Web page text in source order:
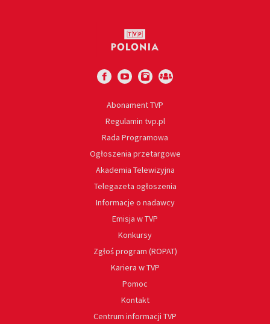
Abonament TVP
Regulamin tvp.pl
Rada Programowa
Ogłoszenia przetargowe
Akademia Telewizyjna
Telegazeta ogłoszenia
Informacje o nadawcy
Emisja w TVP
Konkursy
Zgłoś program (ROPAT)
Kariera w TVP
Pomoc
Kontakt
Centrum informacji TVP